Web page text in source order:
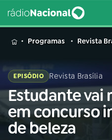
MENU
Buscar
na
Rádio
Nacional
Programas Revista
EPISÓDIO Revista Brasília
Estudante vai
em concurso
de beleza